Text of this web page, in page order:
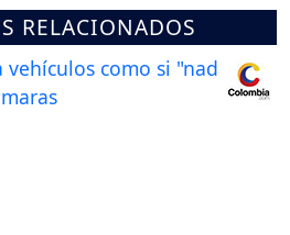
RELACIONADOS